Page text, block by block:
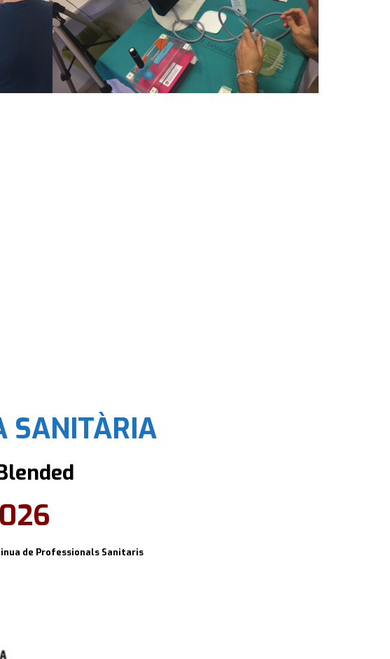
SANITÀRIA
de Professionals Sanitaris